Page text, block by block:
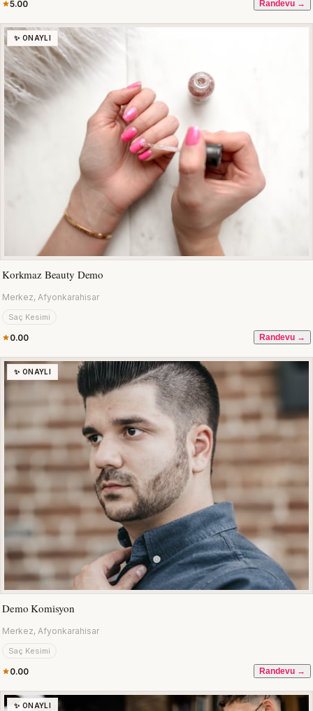
5.00 Randevu →
✨ ONAYLI
Korkmaz Beauty Demo
Merkez, Afyonkarahisar
Saç Kesimi
0.00 Randevu →
✨ ONAYLI
Demo Komisyon
Merkez, Afyonkarahisar
Saç Kesimi
0.00 Randevu →
✨ ONAYLI